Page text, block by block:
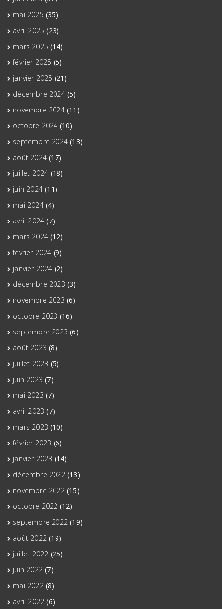
mai 2025 (35)
avril 2025 (23)
mars 2025 (14)
février 2025 (5)
janvier 2025 (21)
décembre 2024(5)
novembre 2024(11)
octobre 2024 (10)
septembre 2024 (13)
août 2024 (17)
juillet 2024 (18)
juin 2024 (11)
mai 2024(4)
avril 2024 (7)
mars 2024 (12)
février 2024 (9)
janvier 2024 (2)
décembre 2023 (3)
novembre 2023 (6)
octobre 2023 (16)
septembre 2023 (6)
août 2023 (8)
juillet 2023 (5)
juin 2023 (7)
mai 2023 (7)
avril 2023 (7)
mars 2023 (10)
février 2023 (6)
janvier 2023 (14)
décembre 2022(13)
novembre 2022(15)
octobre 2022 (12)
septembre 2022 (19)
août 2022 (19)
juillet 2022 (25)
juin 2022 (7)
mai 2022(8)
avril 2022 (6)